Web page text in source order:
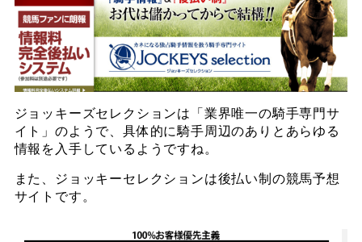
ジョッキーズセレクションは「業界唯一の騎手専門サ
イト」のようで、具体的に騎手周辺のありとあらゆる
情報を入手しているようですね。
また、ジョッキーセレクションは後払い制の競馬予想
サイトです。